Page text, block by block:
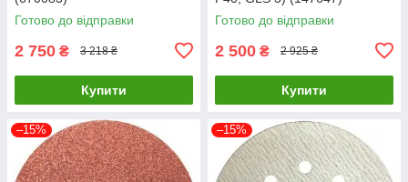
Готово до відправки
2 750 ₴ 3 218 ₴
Купити
Готово до відправки
2 500 ₴ 2 925 ₴
Купити
–15% –15%